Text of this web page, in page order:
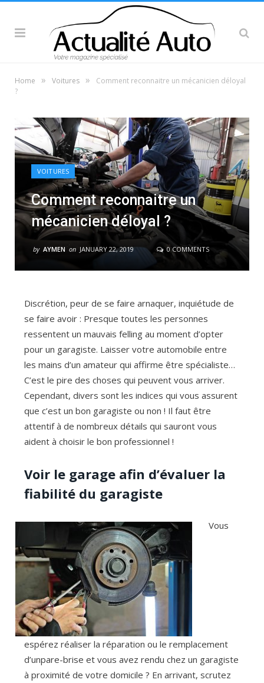
Home » Voitures »
Comment reconnaitre un mécanicien déloyal
?
VOITURES
Comment reconnaitre un
mécanicien déloyal ?
by AYMEN on JANUARY 22, 2019 0 COMMENTS
Discrétion, peur de se faire arnaquer, inquiétude de
se faire avoir : Presque toutes les personnes
ressentent un mauvais felling au moment d’opter
pour un garagiste. Laisser votre automobile entre
les mains d’un amateur qui affirme être spécialiste…
C’est le pire des choses qui peuvent vous arriver.
Cependant, divers sont les indices qui vous assurent
que c’est un bon garagiste ou non ! Il faut être
attentif à de nombreux détails qui sauront vous
aident à choisir le bon professionnel !
Voir le garage afin d’évaluer la
fiabilité du garagiste
Vous
espérez réaliser la réparation ou le remplacement
d’unpare-brise et vous avez rendu chez un garagiste
à proximité de votre domicile ? En arrivant, scrutez